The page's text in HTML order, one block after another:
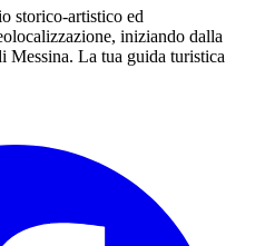
storico-artistico ed
iniziando dalla
La tua guida turistica